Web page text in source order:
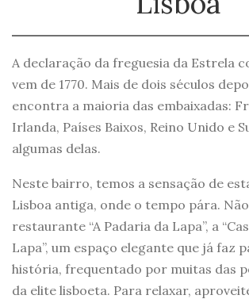
A declaração da freguesia da Estrela
vem de 1770. Mais de dois séculos
encontra a maioria das embaixadas:
Irlanda, Países Baixos, Reino Unido e
algumas delas.
Neste bairro, temos a sensação de
Lisboa antiga, onde o tempo pára.
restaurante “A Padaria da Lapa”, a
Lapa”, um espaço elegante que já faz
história, frequentado por muitas das
da elite lisboeta. Para relaxar,